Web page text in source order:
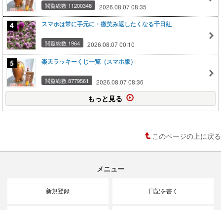
閲覧総数 11200348 2026.08.07 08:35
スマホは常に手元に・微笑み返したくなる千日紅
閲覧総数 1964 2026.08.07 00:10
楽天ラッキーくじ一覧（スマホ版）
閲覧総数 8779561 2026.08.07 08:36
もっと見る
このページの上に戻る
メニュー
新規登録 日記を書く